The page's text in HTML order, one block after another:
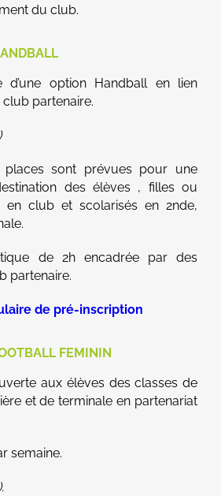
du club.
d’une option Handball en lien
partenaire.
places sont prévues pour une
des élèves , filles ou
en club et scolarisés en 2nde,
de 2h encadrée par des
partenaire.
de pré-inscription
FEMININ
aux élèves des classes de
et de terminale en partenariat
semaine.